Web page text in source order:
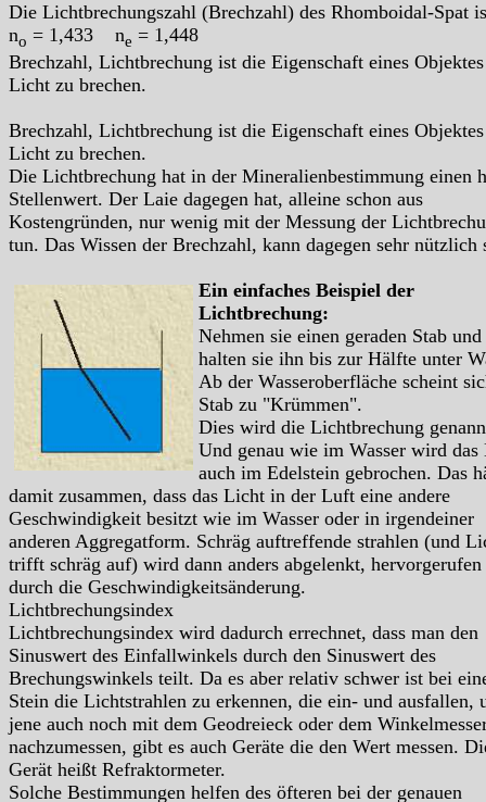
Die Lichtbrechungszahl (Brechzahl) des Rhomboidal-
no = 1,433 ne = 1,448
Brechzahl, Lichtbrechung ist die Eigenschaft eines Objektes
Licht zu brechen.
Brechzahl, Lichtbrechung ist die Eigenschaft eines Objektes
Licht zu brechen.
Die Lichtbrechung hat in der Mineralienbestimmung einen
Stellenwert. Der Laie dagegen hat, alleine schon aus
Kostengründen, nur wenig mit der Messung der
tun. Das Wissen der Brechzahl, kann dagegen sehr nützlich
Ein einfaches Beispiel der
Lichtbrechung:
Nehmen sie einen geraden Stab und
halten sie ihn bis zur Hälfte unter
Ab der Wasseroberfläche scheint
Stab zu "Krümmen".
Dies wird die Lichtbrechung
Und genau wie im Wasser wird
auch im Edelstein gebrochen. Das
damit zusammen, dass das Licht in der Luft eine andere
Geschwindigkeit besitzt wie im Wasser oder in irgendeiner
anderen Aggregatform. Schräg auftreffende strahlen (und
trifft schräg auf) wird dann anders abgelenkt, hervorgerufen
durch die Geschwindigkeitsänderung.
Lichtbrechungsindex
Lichtbrechungsindex wird dadurch errechnet, dass man den
Sinuswert des Einfallwinkels durch den Sinuswert des
Brechungswinkels teilt. Da es aber relativ schwer ist bei
Stein die Lichtstrahlen zu erkennen, die ein- und ausfallen,
jene auch noch mit dem Geodreieck oder dem
nachzumessen, gibt es auch Geräte die den Wert messen.
Gerät heißt Refraktormeter.
Solche Bestimmungen helfen des öfteren bei der genauen